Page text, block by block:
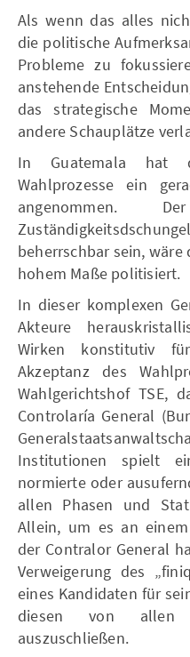
Als wenn das alles
die politische
Probleme zu
anstehende
das strategische
andere Schauplätze
In Guatemala hat
Wahlprozesse ein
angenommen.
beherrschbar sein,
hohem Maße politisiert.
In dieser komplexen
Akteure
Wirken konstitutiv
Akzeptanz des
Wahlgerichtshof TSE,
Controlaría General
Institutionen spielt
normierte oder
allen Phasen und
Allein, um es an
der Contralor General
Verweigerung des
eines Kandidaten für
diesen von allen
auszuschließen.